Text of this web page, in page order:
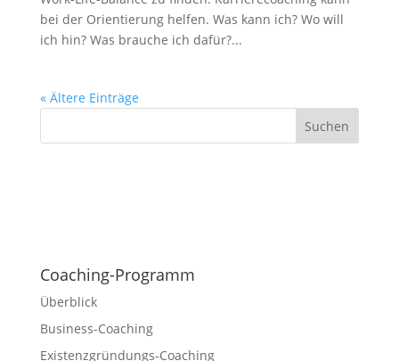
bei der Orientierung helfen. Was kann ich? Wo will
ich hin? Was brauche ich dafür?...
« Ältere Einträge
Coaching-Programm
Überblick
Business-Coaching
Existenzgründungs-Coaching